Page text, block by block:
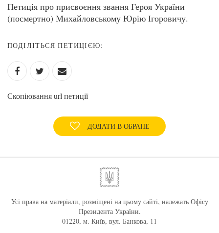
Петиція про присвоєння звання Героя України
(посмертно) Михайловському Юрію Ігоровичу.
ПОДІЛІТЬСЯ ПЕТИЦІЄЮ:
Скопіювання url петиції
ДОДАТИ В ОБРАНЕ
Усі права на матеріали, розміщені на цьому сайті, належать Офісу
Президента України.
01220, м. Київ, вул. Банкова, 11